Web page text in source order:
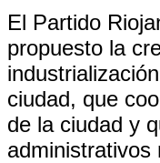
El Partido
propuesto la
ciudad, que
de la ciudad y
administrativos